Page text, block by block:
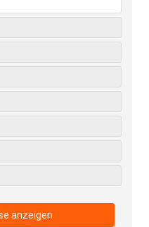
anzeigen